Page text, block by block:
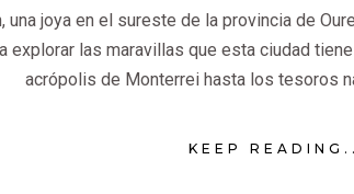
una joya en el sureste de la provincia de
explorar las maravillas que esta ciudad
acrópolis de Monterrei hasta los tesoros
KEEP